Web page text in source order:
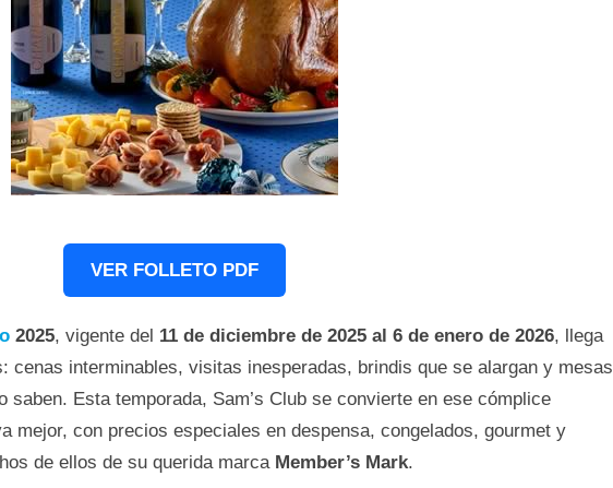
VER FOLLETO PDF
2025, vigente del 11 de diciembre de 2025 al 6 de enero de 2026, llega
cenas interminables, visitas inesperadas, brindis que se alargan y mesas
saben. Esta temporada, Sam’s Club se convierte en ese cómplice
mejor, con precios especiales en despensa, congelados, gourmet y
de ellos de su querida marca Member’s Mark.